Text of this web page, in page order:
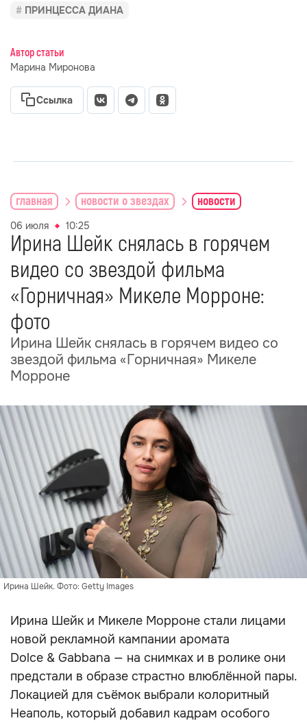
ПРИНЦЕССА ДИАНА
Автор статьи
Марина Миронова
Ссылка
главная новости о звездах новости
06 июля 10:25
Ирина Шейк снялась в горячем
видео со звездой фильма
«Горничная» Микеле Морроне:
фото
Ирина Шейк снялась в горячем видео со
звездой фильма «Горничная» Микеле
Морроне
Ирина Шейк. Фото: Getty Images
Ирина Шейк и Микеле Морроне стали лицами
новой рекламной кампании аромата
Dolce & Gabbana — на снимках и в ролике они
предстали в образе страстно влюблённой пары.
Локацией для съёмок выбрали колоритный
Неаполь, который добавил кадрам особого